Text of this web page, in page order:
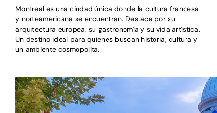
Montreal es una ciudad única donde la cultura francesa
y norteamericana se encuentran. Destaca por su
arquitectura europea, su gastronomía y su vida artística.
Un destino ideal para quienes buscan historia, cultura y
un ambiente cosmopolita.